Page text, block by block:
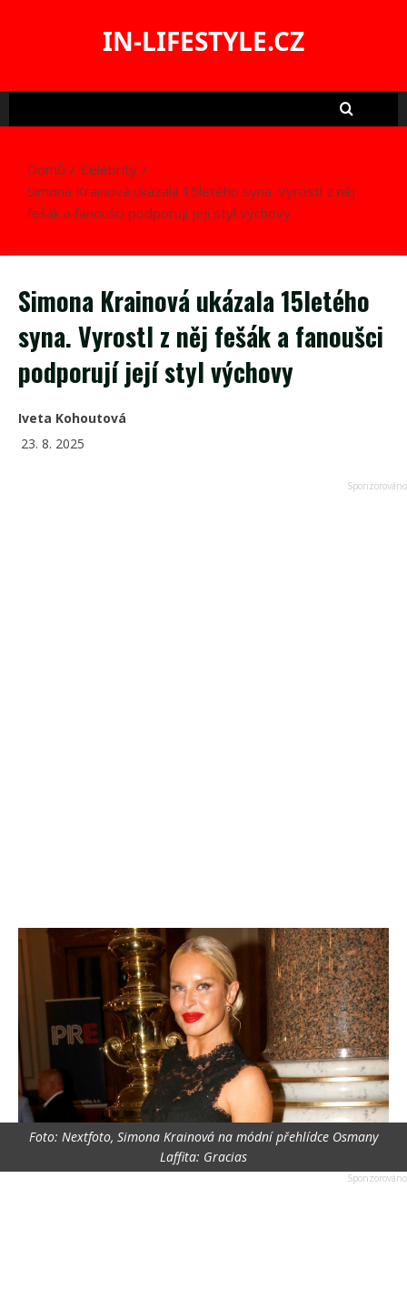
IN-LIFESTYLE.CZ
Domů
Celebrity
Simona Krainová ukázala 15letého syna. Vyrostl z něj
fešák a fanoušci podporují její styl výchovy
Simona Krainová ukázala 15letého
syna. Vyrostl z něj fešák a fanoušci
podporují její styl výchovy
Iveta Kohoutová
23. 8. 2025
Foto: Nextfoto, Simona Krainová na módní přehlídce Osmany
Laffita: Gracias